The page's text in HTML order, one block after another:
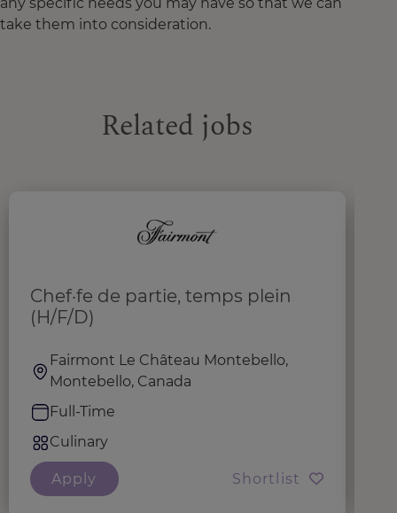
take them into consideration.
Related jobs
Chef·fe de partie, temps plein
(H/F/D)
Fairmont Le Château Montebello,
Montebello, Canada
Full-Time
Culinary
Apply Shortlist